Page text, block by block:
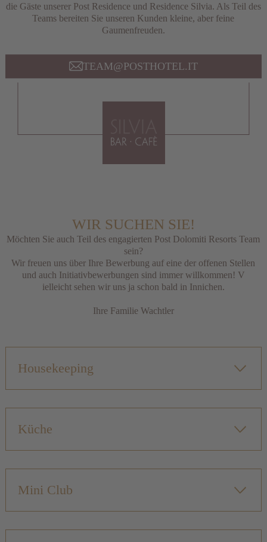
die Gäste unserer Post Residence und Residence Silvia. Als Teil des
Teams bereiten Sie unseren Kunden kleine, aber feine
Gaumenfreuden.
TEAM@POSTHOTEL.IT
WIR SUCHEN SIE!
Möchten Sie auch Teil des engagierten Post Dolomiti Resorts Team
sein?
Wir freuen uns über Ihre Bewerbung auf eine der offenen Stellen
und auch Initiativbewerbungen sind immer willkommen! V
ielleicht sehen wir uns ja schon bald in Innichen.
Ihre Familie Wachtler
Housekeeping
Küche
Mini Club